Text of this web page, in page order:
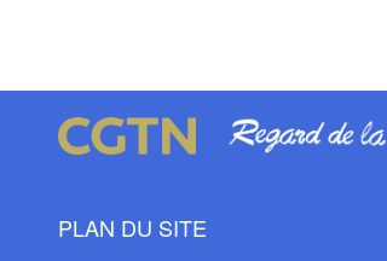
PLAN DU SITE